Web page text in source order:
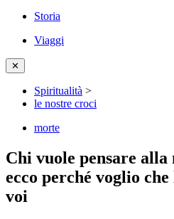
Storia
Viaggi
✕
Spiritualità >
le nostre croci
morte
Chi vuole pensare alla
ecco perché voglio
voi